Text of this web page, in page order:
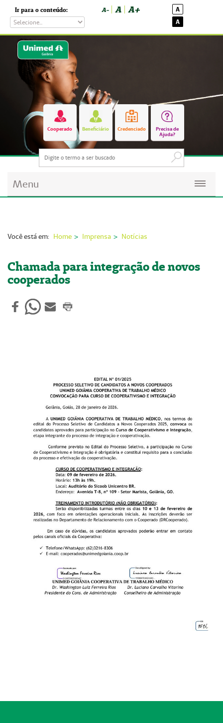
Ir para o conteúdo: A- A A+
A
A
Cooperado Beneficiário Credenciado
Precisa de
Ajuda?
Menu
Imprensa
Fale Conosco
Você está em: Home Imprensa Notícias
Chamada para integração de novos
cooperados